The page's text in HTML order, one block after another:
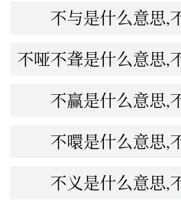
不与是什么意思,
不哑不聋是什么意思,
不赢是什么意思,
不噮是什么意思,
不义是什么意思,